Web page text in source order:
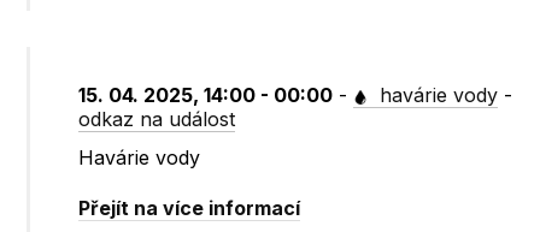
15. 04. 2025, 14:00 - 00:00 - havárie vody -
odkaz na událost
Havárie vody
Přejít na více informací